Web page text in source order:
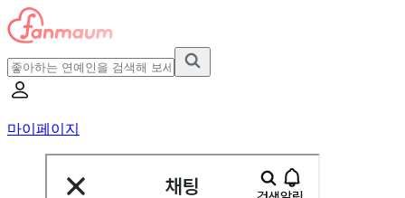
마이페이지